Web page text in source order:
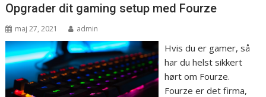
Opgrader dit gaming setup med Fourze
maj 27, 2021 admin
Hvis du er gamer, så
har du helst sikkert
hørt om Fourze.
Fourze er det firma,